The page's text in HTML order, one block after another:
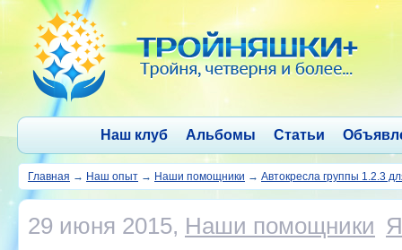
Наш клуб Альбомы Статьи
Главная → Наш опыт → Наши помощники → Автокресла группы 1.2.3
29 июня 2015, Наши помощники